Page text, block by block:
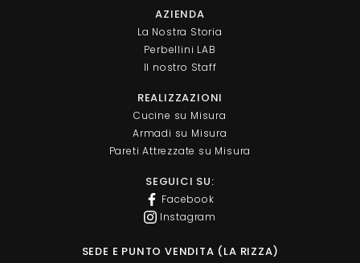
AZIENDA
La Nostra Storia
Perbellini LAB
Il nostro Staff
REALIZZAZIONI
Cucine su Misura
Armadi su Misura
Pareti Attrezzate su Misura
SEGUICI SU:
Facebook
Instagram
SEDE E PUNTO VENDITA (LA RIZZA)